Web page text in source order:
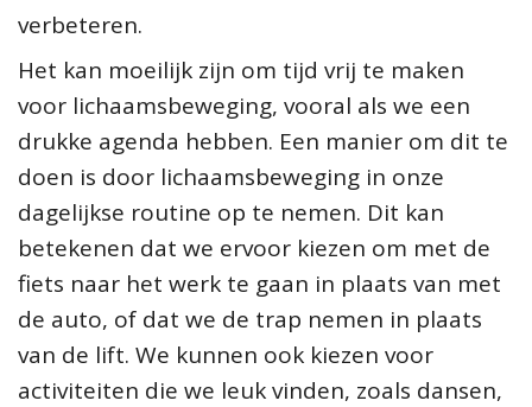
verbeteren.
Het kan moeilijk zijn om tijd vrij te maken
voor lichaamsbeweging, vooral als we een
drukke agenda hebben. Een manier om dit te
doen is door lichaamsbeweging in onze
dagelijkse routine op te nemen. Dit kan
betekenen dat we ervoor kiezen om met de
fiets naar het werk te gaan in plaats van met
de auto, of dat we de trap nemen in plaats
van de lift. We kunnen ook kiezen voor
activiteiten die we leuk vinden, zoals dansen,